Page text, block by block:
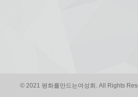
© 2021 평화를만드는여성회. All Rights